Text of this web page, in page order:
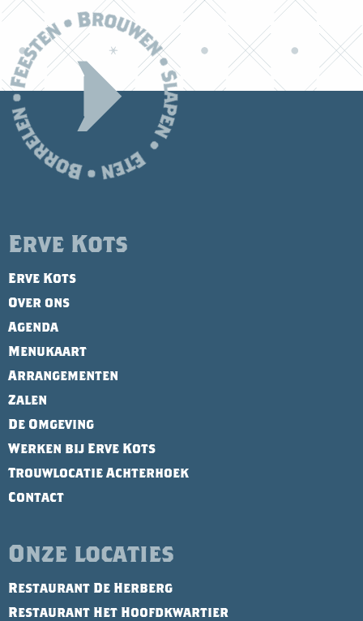
Erve Kots
Erve Kots
Over ons
Agenda
Menukaart
Arrangementen
Zalen
De Omgeving
Werken bij Erve Kots
Trouwlocatie Achterhoek
Contact
Onze locaties
Restaurant De Herberg
Restaurant Het Hoofdkwartier